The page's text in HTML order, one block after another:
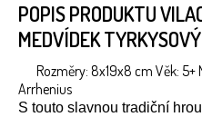
POPIS PRODUKTU
MEDVÍDEK TYRKYSOVÝ
Rozměry: 8x19x8 cm Věk: 5+
Arrhenius
S touto slavnou tradiční